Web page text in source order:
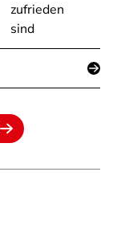
zufrieden
sind